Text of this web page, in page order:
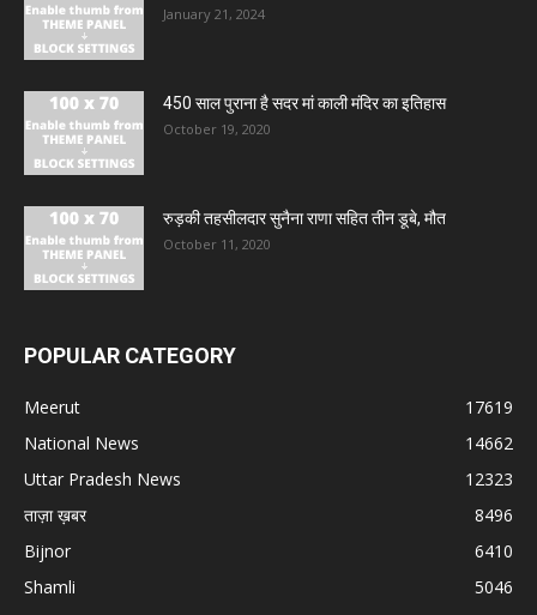
January 21, 2024
450 साल पुराना है सदर मां काली मंदिर का इतिहास
October 19, 2020
रुड़की तहसीलदार सुनैना राणा सहित तीन डूबे, मौत
October 11, 2020
POPULAR CATEGORY
Meerut
17619
National News
14662
Uttar Pradesh News
12323
ताज़ा ख़बर
8496
Bijnor
6410
Shamli
5046